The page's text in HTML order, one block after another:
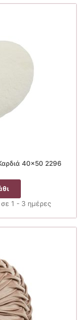
40×50 2296
1 - 3 ημέρες